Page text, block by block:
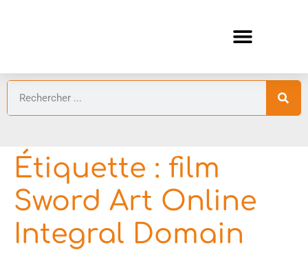
Étiquette : film
Sword Art Online
Integral Domain